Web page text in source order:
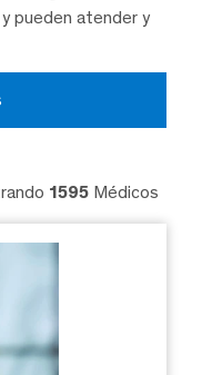
pueden atender y
1595 Médicos